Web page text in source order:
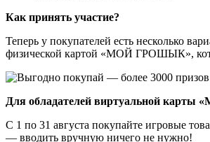
Как принять участие?
Теперь у покупателей есть
физической картой «МОЙ ГРОШЫК»,
Для обладателей виртуальной
С 1 по 31 августа покупайте игровые
— вводить вручную ничего не нужно!